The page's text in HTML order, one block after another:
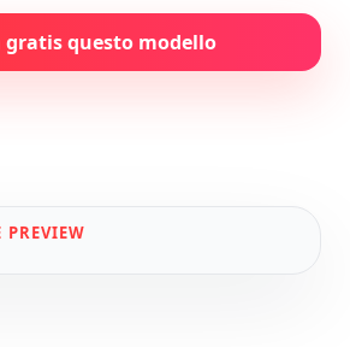
gratis questo modello
PREVIEW